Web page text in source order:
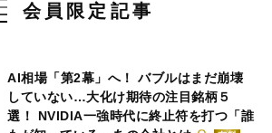
会員限定記事
AI相場「第2幕」へ！ バブルはまだ崩壊
していない…大化け期待の注目銘柄５
選！ NVIDIA一強時代に終止符を打つ「誰